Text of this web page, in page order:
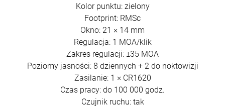
Kolor punktu: zielony
Footprint: RMSc
Okno: 21 × 14 mm
Regulacja: 1 MOA/klik
Zakres regulacji: ±35 MOA
Poziomy jasności: 8 dziennych + 2 do noktowizji
Zasilanie: 1 × CR1620
Czas pracy: do 100 000 godz.
Czujnik ruchu: tak